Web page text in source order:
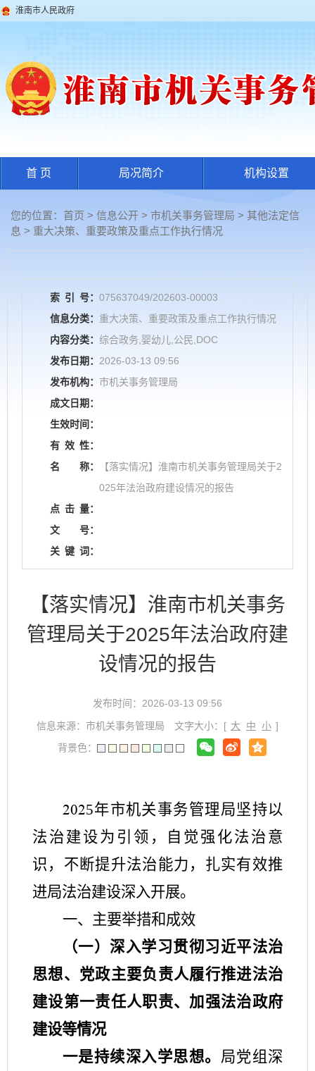
淮南市人民政府
首 页 局况简介 机构设置
您的位置： 首页 > 信息公开 > 市机关事务管理局 > 其他法定信
息 > 重大决策、重要政策及重点工作执行情况
索 引 号： 075637049/202603-00003
信息分类： 重大决策、重要政策及重点工作执行情况
内容分类： 综合政务,婴幼儿,公民,DOC
发布日期： 2026-03-13 09:56
发布机构： 市机关事务管理局
成文日期：
生效时间：
有 效 性：
名
称：
【落实情况】淮南市机关事务管理局关于2
025年法治政府建设情况的报告
点 击 量：
文
号：
关 键 词：
【落实情况】淮南市机关事务
管理局关于2025年法治政府建
设情况的报告
发布时间：2026-03-13 09:56
信息来源：市机关事务管理局
文字大小：[ 大 中 小 ]
背景色：
2025年市机关事务管理局坚持以
法治建设为引领，自觉强化法治意
识，不断提升法治能力，扎实有效推
进局法治建设深入开展。
一、 主要举措和成效
（一） 深入学习贯彻习近平法治
思想、党政主要负责人履行推进法治
建设第一责任人职责、加强法治政府
建设等情况
一是持续深入学思想。 局党组深